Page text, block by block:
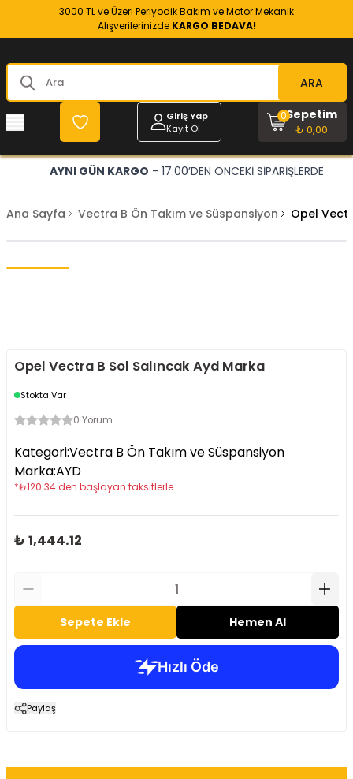
3000 TL ve Üzeri Periyodik Bakım ve Motor Mekanik
Alışverilerinizde KARGO BEDAVA!
ARA
Giriş Yap
Kayıt Ol
Sepetim
₺ 0,00
0
AYNI GÜN KARGO - 17:00’DEN ÖNCEKİ SİPARİŞLERDE
Ana Sayfa Vectra B Ön Takım ve Süspansiyon Opel
Opel Vectra B Sol Salıncak Ayd Marka
Stokta Var
0 Yorum
Kategori:Vectra B Ön Takım ve Süspansiyon
Marka:AYD
*₺120.34 den başlayan taksitlerle
₺ 1,444.12
Sepete Ekle Hemen Al
Paylaş